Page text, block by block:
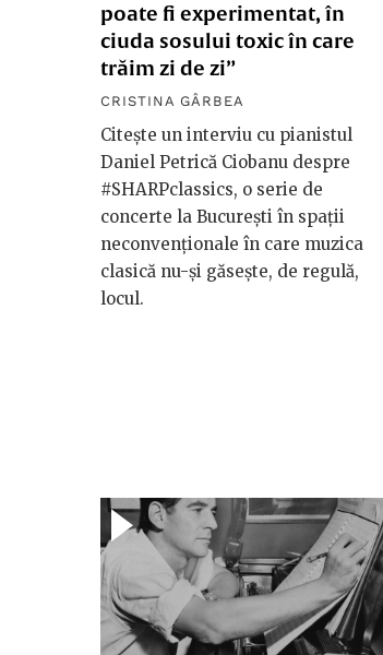
poate fi experimentat, în
ciuda sosului toxic în care
trăim zi de zi”
CRISTINA GÂRBEA
Citește un interviu cu pianistul
Daniel Petrică Ciobanu despre
#SHARPclassics, o serie de
concerte la București în spații
neconvenționale în care muzica
clasică nu-și găsește, de regulă,
locul.